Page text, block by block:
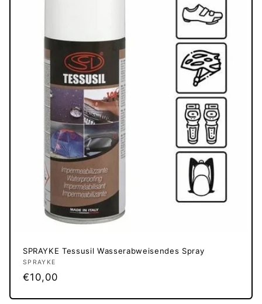
SPRAYKE Tessusil Wasserabweisendes Spray
Anbieter:
SPRAYKE
Normaler
€10,00